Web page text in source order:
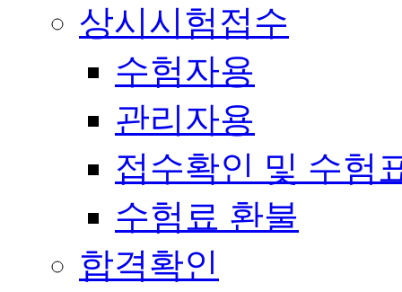
상시시험접수
수험자용
관리자용
접수확인 및 수험
수험료 환불
합격확인